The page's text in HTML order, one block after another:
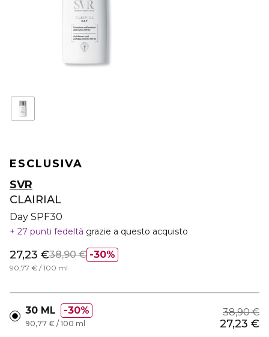
ESCLUSIVA
SVR
CLAIRIAL
Day SPF30
27 punti fedeltà grazie a questo acquisto
30%
27,23 €38,90 €
90,77 € / 100 ml
30 ML 30% 38,90 €
27,23 €
90,77 € / 100 ml